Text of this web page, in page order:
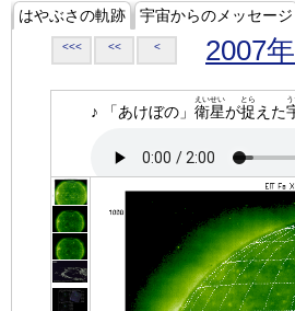
はやぶさの軌跡 宇宙からのメッセージ
<<< << < 2007
♪ 「あけぼの」 衛星
えいせい
が捉
とら
えた
う